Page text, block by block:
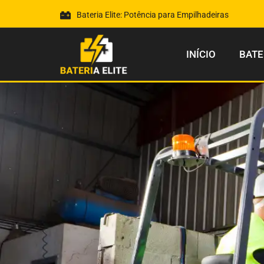
Bateria Elite: Potência para Empilhadeiras
INÍCIO